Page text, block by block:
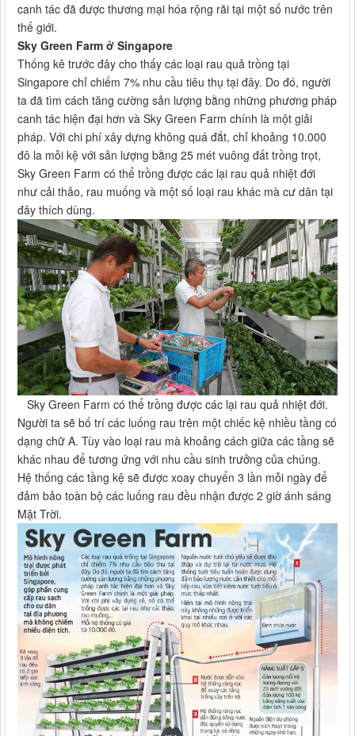
canh tác đã được thương mại hóa rộng rãi tại một số nước trên
thế giới.
Sky Green Farm ở Singapore
Thống kê trước đây cho thấy các loại rau quả trồng tại
Singapore chỉ chiếm 7% nhu cầu tiêu thụ tại đây. Do đó, người
ta đã tìm cách tăng cường sản lượng bằng những phương pháp
canh tác hiện đại hơn và Sky Green Farm chính là một giải
pháp. Với chi phí xây dựng không quá đắt, chỉ khoảng 10.000
đô la mỗi kệ với sản lượng bằng 25 mét vuông đất trồng trọt,
Sky Green Farm có thể trồng được các lại rau quả nhiệt đới
như cải thảo, rau muống và một số loại rau khác mà cư dân tại
đây thích dùng.
Sky Green Farm có thể trồng được các lại rau quả nhiệt đới.
Người ta sẽ bố trí các luống rau trên một chiếc kệ nhiều tầng có
dạng chữ A. Tùy vào loại rau mà khoảng cách giữa các tầng sẽ
khác nhau để tương ứng với nhu cầu sinh trưởng của chúng.
Hệ thống các tầng kệ sẽ được xoay chuyển 3 lần mỗi ngày để
đảm bảo toàn bộ các luống rau đều nhận được 2 giờ ánh sáng
Mặt Trời.